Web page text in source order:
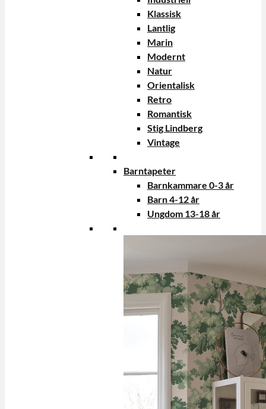
Klassisk
Lantlig
Marin
Modernt
Natur
Orientalisk
Retro
Romantisk
Stig Lindberg
Vintage
Barntapeter
Barnkammare 0-3 år
Barn 4-12 år
Ungdom 13-18 år